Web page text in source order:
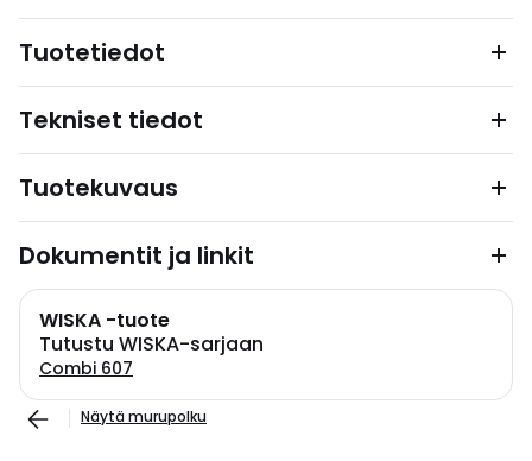
Tuotetiedot
Tekniset tiedot
Tuotekuvaus
Dokumentit ja linkit
WISKA -tuote
Tutustu WISKA-sarjaan
Combi 607
Näytä murupolku